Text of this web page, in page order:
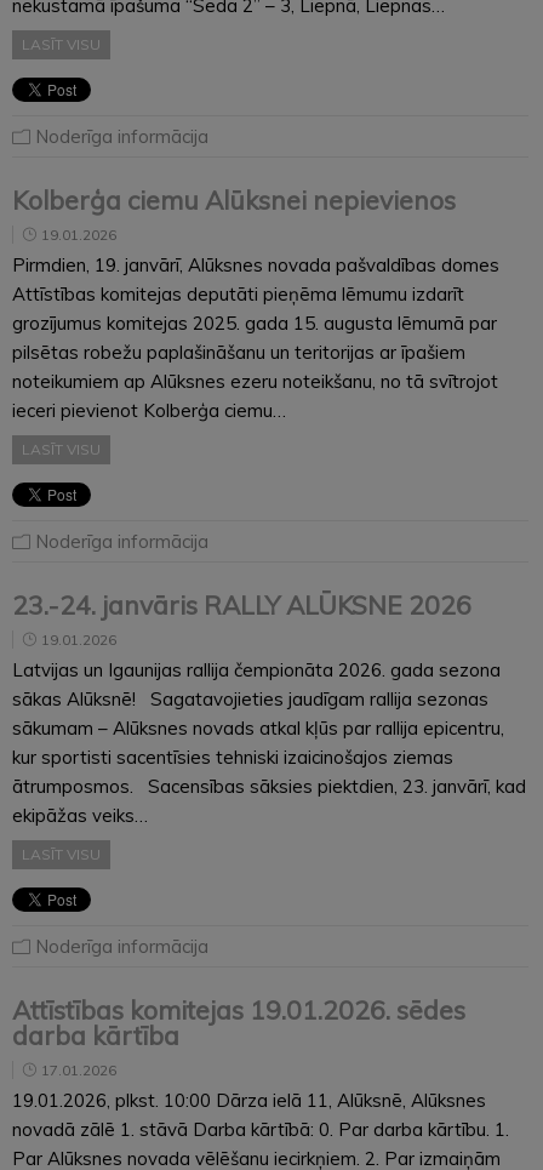
nekustamā īpašuma “Seda 2” – 3, Liepnā, Liepnas…
LASĪT VISU
Noderīga informācija
Kolberģa ciemu Alūksnei nepievienos
19.01.2026
Pirmdien, 19. janvārī, Alūksnes novada pašvaldības domes
Attīstības komitejas deputāti pieņēma lēmumu izdarīt
grozījumus komitejas 2025. gada 15. augusta lēmumā par
pilsētas robežu paplašināšanu un teritorijas ar īpašiem
noteikumiem ap Alūksnes ezeru noteikšanu, no tā svītrojot
ieceri pievienot Kolberģa ciemu…
LASĪT VISU
Noderīga informācija
23.-24. janvāris RALLY ALŪKSNE 2026
19.01.2026
Latvijas un Igaunijas rallija čempionāta 2026. gada sezona
sākas Alūksnē! Sagatavojieties jaudīgam rallija sezonas
sākumam – Alūksnes novads atkal kļūs par rallija epicentru,
kur sportisti sacentīsies tehniski izaicinošajos ziemas
ātrumposmos. Sacensības sāksies piektdien, 23. janvārī, kad
ekipāžas veiks…
LASĪT VISU
Noderīga informācija
Attīstības komitejas 19.01.2026. sēdes
darba kārtība
17.01.2026
19.01.2026, plkst. 10:00 Dārza ielā 11, Alūksnē, Alūksnes
novadā zālē 1. stāvā Darba kārtībā: 0. Par darba kārtību. 1.
Par Alūksnes novada vēlēšanu iecirkņiem. 2. Par izmaiņām